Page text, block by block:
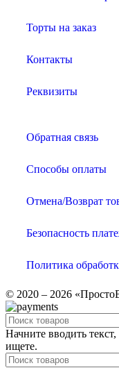
Торты на заказ
Контакты
Реквизиты
Обратная связь
Способы оплаты
Отмена/Возврат
Безопасность
Политика
© 2020 – 2026
Начните вводить
ищете.